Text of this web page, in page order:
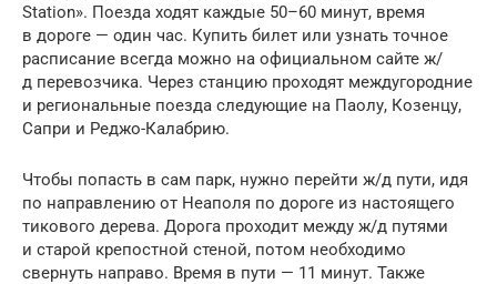
Station». Поезда ходят каждые 50–60 минут, время
в дороге — один час. Купить билет или узнать точное
расписание всегда можно на официальном сайте ж/
д перевозчика. Через станцию проходят междугородние
и региональные поезда следующие на Паолу, Козенцу,
Сапри и Реджо-Калабрию.
Чтобы попасть в сам парк, нужно перейти ж/д пути, идя
по направлению от Неаполя по дороге из настоящего
тикового дерева. Дорога проходит между ж/д путями
и старой крепостной стеной, потом необходимо
свернуть направо. Время в пути — 11 минут. Также